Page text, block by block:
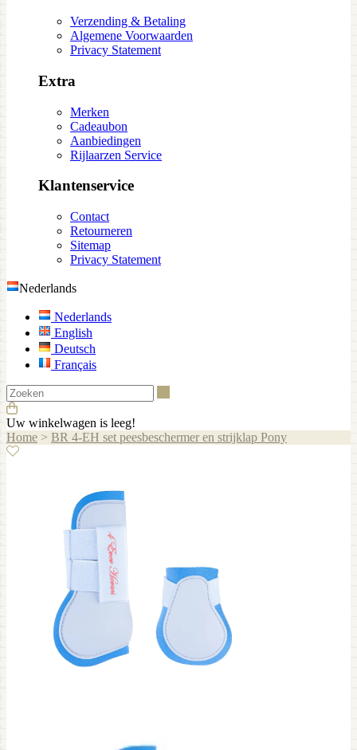
Verzending & Betaling
Algemene Voorwaarden
Privacy Statement
Extra
Merken
Cadeaubon
Aanbiedingen
Rijlaarzen Service
Klantenservice
Contact
Retourneren
Sitemap
Privacy Statement
Nederlands
Nederlands
English
Deutsch
Français
Uw winkelwagen is leeg!
Home > BR 4-EH set peesbeschermer en strijklap Pony